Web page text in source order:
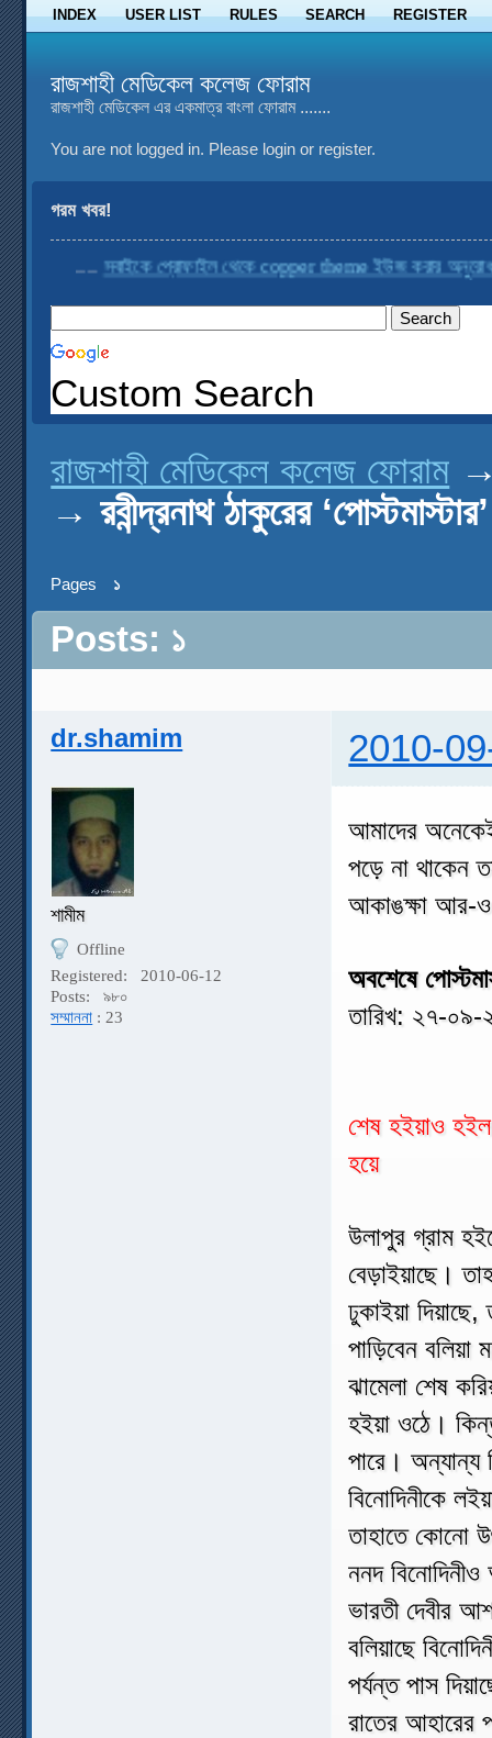
INDEX USER LIST RULES SEARCH REGISTER
রাজশাহী মেডিকেল কলেজ ফোরাম
রাজশাহী মেডিকেল এর একমাত্র বাংলা ফোরাম .......
You are not logged in. Please login or register.
গরম খবর!
সবাইকে প্রোফাইল থেকে copper theme ইউজ করার অনুরোধ করা
Custom Search
রাজশাহী মেডিকেল কলেজ ফোরাম
→রবীন্দ্রনাথ ঠাকুরের
Pages ১
Posts: ১
dr.shamim 2010-
শামীম
Offline
Registered:
2010-06-12
Posts:
৯৮০
সম্মাননা : 23
আমাদের
পড়ে না থাকেন
আকাঙক্ষা আর-
অবশেষে
তারিখ: ২৭-০৯-
শেষ হইয়াও হইল
হয়ে
উলাপুর গ্রাম
বেড়াইয়াছে।
ঢুকাইয়া
পাড়িবেন বলিয়া
ঝামেলা শেষ
হইয়া ওঠে।
পারে। অন্যান্য
বিনোদিনীকে
তাহাতে কোনো
ননদ
ভারতী দেবীর
বলিয়াছে
পর্যন্ত পাস
রাতের আহারের